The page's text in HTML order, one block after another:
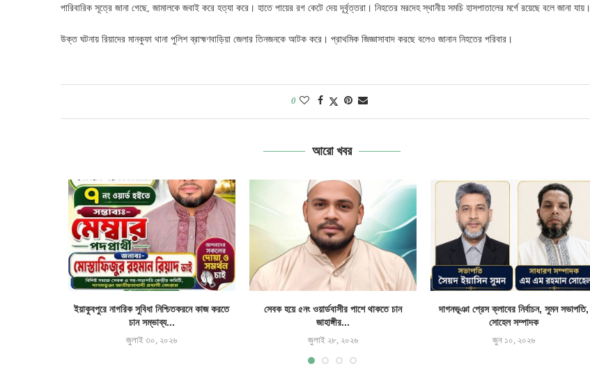
পারিবারিক সূত্রে জানা গেছে, জামালকে জবাই করে হত্যা করে। হাতে পায়ের রগ কেটে দেয় দূর্বৃত্তরা। নিহতের মরদেহ স্থানীয় সমচি হাসপাতালের মর্গে রয়েছে বলে জানা যায়।
উক্ত ঘটনায় রিয়াদের মানকুফা থানা পুলিশ ব্রাহ্মণবাড়িয়া জেলার তিনজনকে আটক করে। প্রাথমিক জিজ্ঞাসাবাদ করছে বলেও জানান নিহতের পরিবার।
0
আরো খবর
ইয়াকুবপুরে নাগরিক সুবিধা নিশ্চিতকরনে কাজ করতে
চান সম্ভাব্য...
জুলাই ৩০, ২০২৬
সেবক হয়ে ৫নং ওয়ার্ডবাসীর পাশে থাকতে চান
জাহাঙ্গীর...
জুলাই ২৮, ২০২৬
দাগনভূঞা প্রেস ক্লাবের নির্বাচন, সুমন সভাপতি,
সোহেল সম্পাদক
জুন ১০, ২০২৬